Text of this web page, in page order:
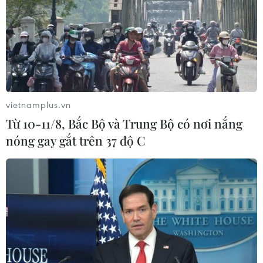
Tây Ban Nha phát trực tiếp nhật thực
toàn phần từ độ cao 9.000 m
04/08/2026 13:23
Xem thêm
CƠ QUAN CHỦ QUẢN: THÔNG TẤN XÃ VIỆT NAM
Tổng Biên tập: TRẦN TIẾN DUẨN
Phó Tổng Biên tập: NGUYỄN THỊ TÁM, KHÚC THANH
THỦY
vietnamplus.vn
Từ 10-11/8, Bắc Bộ và Trung Bộ có nơi nắng
nóng gay gắt trên 37 độ C